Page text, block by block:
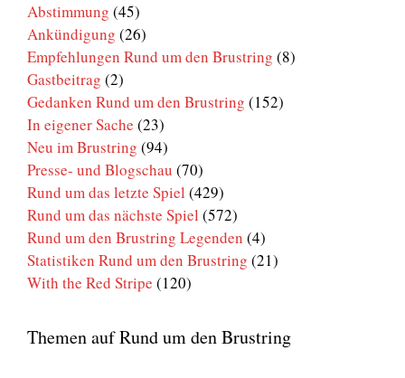
Abstimmung (45)
Ankündigung (26)
Empfehlungen Rund um den Brustring (8)
Gastbeitrag (2)
Gedanken Rund um den Brustring (152)
In eigener Sache (23)
Neu im Brustring (94)
Presse- und Blogschau (70)
Rund um das letzte Spiel (429)
Rund um das nächste Spiel (572)
Rund um den Brustring Legenden (4)
Statistiken Rund um den Brustring (21)
With the Red Stripe (120)
Themen auf Rund um den Brustring